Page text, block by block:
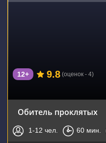
12+ 9.8 (оценок - 4)
Обитель проклятых
1-12 чел. 60 мин.